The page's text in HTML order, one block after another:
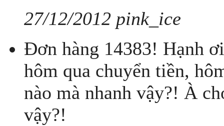
27/12/2012 pink_ice
Đơn hàng 14383! Hạnh
hôm qua chuyển tiền,
nào mà nhanh vậy?! À
vậy?!